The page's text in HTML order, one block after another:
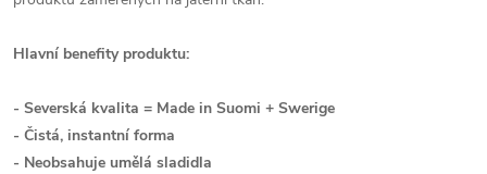
Hlavní benefity produktu:
- Severská kvalita = Made in Suomi + Swerige
- Čistá, instantní forma
- Neobsahuje umělá sladidla